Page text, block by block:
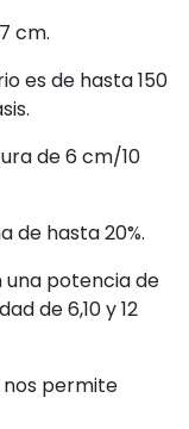
cm.
es de hasta 150
de 6 cm/10
de hasta 20%.
una potencia de
de 6,10 y 12
nos permite